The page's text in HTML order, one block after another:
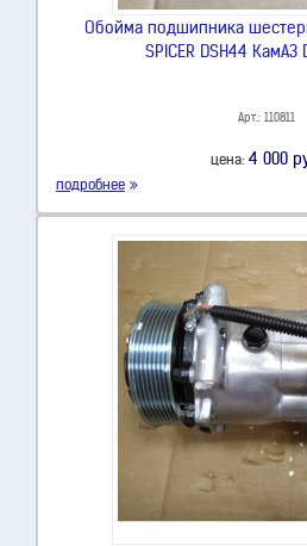
Обойма подшипника
SPICER DSH44 КамАЗ
Арт.: 110811
цена: 4 000
подробнее